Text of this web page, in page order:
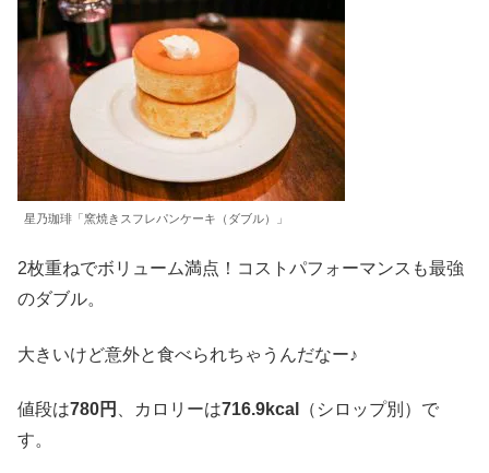
星乃珈琲「窯焼きスフレパンケーキ（ダブル）」
2枚重ねでボリューム満点！コストパフォーマンスも最強
のダブル。
大きいけど意外と食べられちゃうんだなー♪
値段は780円 、カロリーは716.9kcal
（シロップ別）で
す。